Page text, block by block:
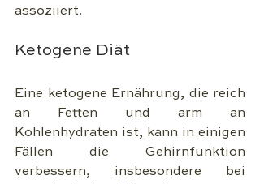
assoziiert.
Ketogene Diät
Eine ketogene Ernährung, die reich
an Fetten und arm an
Kohlenhydraten ist, kann in einigen
Fällen die Gehirnfunktion
verbessern, insbesondere bei